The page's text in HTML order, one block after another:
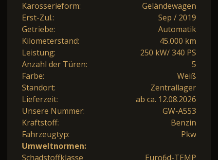
Karosserieform:
Geländewagen
Erst-Zul.:
Sep / 2019
Getriebe:
Automatik
Kilometerstand:
45.000 km
Leistung:
250 kW/ 340 PS
Anzahl der Türen:
5
Farbe:
Weiß
Standort:
Zentrallager
Lieferzeit:
ab ca. 12.08.2026
Unsere Nummer:
GW-A553
Kraftstoff:
Benzin
Fahrzeugtyp:
Pkw
Umweltnormen:
Schadstoffklasse
Euro6d-TEMP